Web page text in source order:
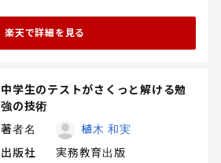
楽天で詳細を見る
中学生のテストがさくっと解ける勉
強の技術
著者名
植木 和実
出版社
実務教育出版